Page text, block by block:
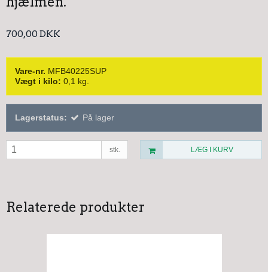
700,00 DKK
Vare-nr. MFB40225SUP
Vægt i kilo: 0,1 kg.
Lagerstatus: På lager
stk. LÆG I KURV
Relaterede produkter